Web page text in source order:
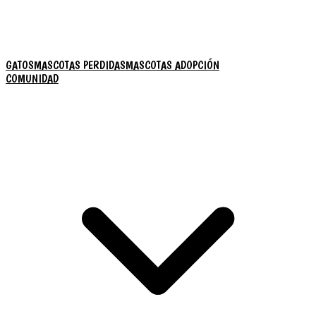
GATOSMASCOTAS PERDIDASMASCOTAS ADOPCIÓN
COMUNIDAD